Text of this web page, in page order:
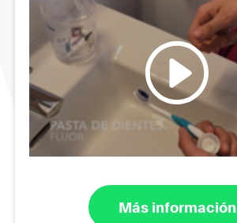
Más información